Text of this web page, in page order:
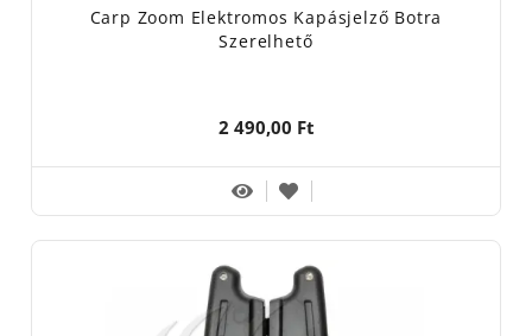
Carp Zoom Elektromos Kapásjelző Botra
Szerelhető
2 490,00 Ft